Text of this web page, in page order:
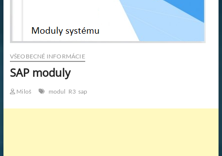
VŠEOBECNÉ INFORMÁCIE
SAP moduly
Miloš modul R3 sap